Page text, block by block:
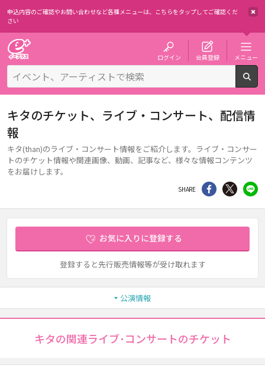
申込内容のご確認やお問い合わせなど各種メニューは、 こちらをタップしてご確認くだ
さい
ログイン 会員登録 メニュー
キタのチケット、ライブ・コンサート、配信情
報
キタ(than)のライブ・コンサート情報をご紹介します。ライブ・コンサー
トのチケット情報や関連画像、動画、記事など、様々な情報コンテンツ
をお届けします。
SHARE シェア Twitter
お気に入りに登録する
登録すると先行販売情報等が受け取れます
公演情報
キタの関連ライブ･コンサートのチケット